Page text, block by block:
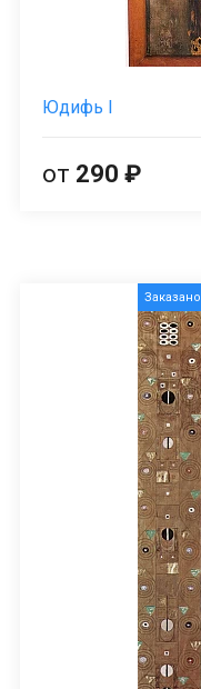
Юдифь I
от 290 ₽
Заказано